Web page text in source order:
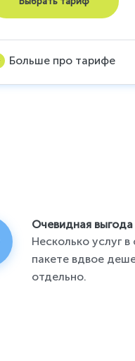
Больше про тарифе
Очевидная выгода
Несколько услуг
пакете вдвое
отдельно.